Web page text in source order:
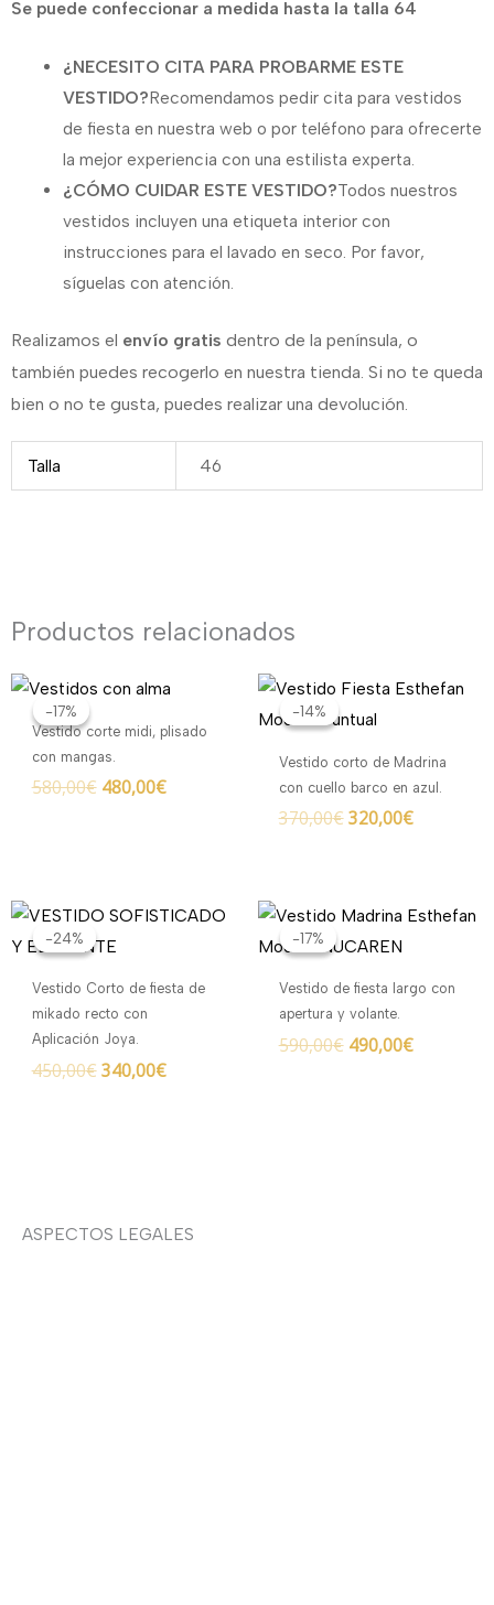
Se puede confeccionar a medida hasta la talla 64
¿NECESITO CITA PARA PROBARME ESTE
VESTIDO?Recomendamos pedir cita para vestidos
de fiesta en nuestra web o por teléfono para ofrecerte
la mejor experiencia con una estilista experta.
¿CÓMO CUIDAR ESTE VESTIDO?Todos nuestros
vestidos incluyen una etiqueta interior con
instrucciones para el lavado en seco. Por favor,
síguelas con atención.
Realizamos el envío gratis dentro de la península, o
también puedes recogerlo en nuestra tienda. Si no te queda
bien o no te gusta, puedes realizar una devolución.
Talla 46
Productos relacionados
-17%
-17%
Vestido corte midi, plisado
con mangas.
580,00€
El
original
era:
480,00€
El
actual
-14%
-14%
Vestido corto de Madrina
con cuello barco en azul.
370,00€
El
original
370,00€.
320,00€
El
320,00€.
-24%
-24%
Vestido Corto de fiesta de
mikado recto con
Aplicación Joya.
450,00€
El
original
450,00€.
340,00€
El
340,00€.
-17%
-17%
Vestido de fiesta largo con
apertura y volante.
590,00€
El
original
era:
590,00€.
490,00€
El
490,00€.
ASPECTOS LEGALES